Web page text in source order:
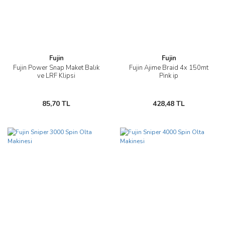
Fujin
Fujin Power Snap Maket Balık
ve LRF Klipsi
85,70 TL
Fujin
Fujin Ajime Braid 4x 150mt
Pink ip
428,48 TL